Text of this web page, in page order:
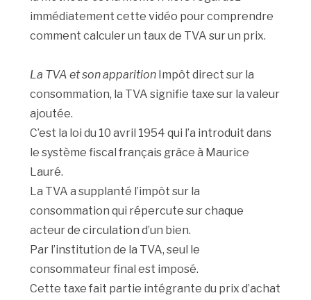
immédiatement cette vidéo pour comprendre
comment calculer un taux de TVA sur un prix.
La TVA et son apparition Impôt direct sur la
consommation, la TVA signifie taxe sur la valeur
ajoutée.
C’est la loi du 10 avril 1954 qui l’a introduit dans
le système fiscal français grâce à Maurice
Lauré.
La TVA a supplanté l’impôt sur la
consommation qui répercute sur chaque
acteur de circulation d’un bien.
Par l’institution de la TVA, seul le
consommateur final est imposé.
Cette taxe fait partie intégrante du prix d’achat